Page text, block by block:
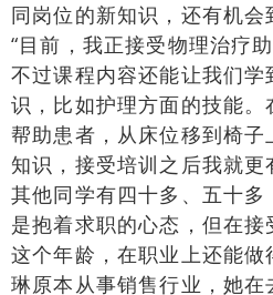
同岗位的新知识，还有机会
“目前，我正接受物理治疗
不过课程内容还能让我们
识，比如护理方面的技能
帮助患者，从床位移到椅
知识，接受培训之后我就更
其他同学有四十多、五十
是抱着求职的心态，但在
这个年龄，在职业上还能
琳原本从事销售行业，她